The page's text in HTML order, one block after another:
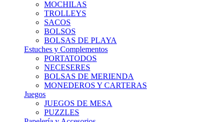
MOCHILAS
TROLLEYS
SACOS
BOLSOS
BOLSAS DE PLAYA
Estuches y Complementos
PORTATODOS
NECESERES
BOLSAS DE MERIENDA
MONEDEROS Y CARTERAS
Juegos
JUEGOS DE MESA
PUZZLES